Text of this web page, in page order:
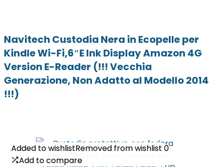
Navitech Custodia Nera in Ecopelle per
Kindle Wi-Fi,6″E Ink Display Amazon 4G
Version E-Reader (!!! Vecchia
Generazione, Non Adatto al Modello 2014
!!!)
Added to wishlistRemoved from wishlist 0
Add to compare
Added to wishlistRemoved from wishlist 0
Add to compare